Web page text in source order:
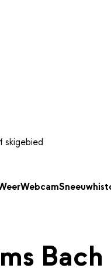
Webcam